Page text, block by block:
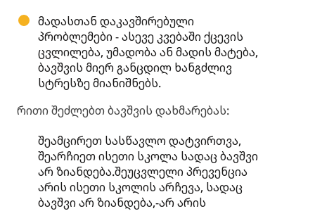
მადასთან დაკავშირებული
პრობლემები - ასევე კვებაში ქცევის
ცვლილება, უმადობა ან მადის მატება,
ბავშვის მიერ განცდილ ხანგძლივ
სტრესზე მიანიშნებს.
რითი შეძლებთ ბავშვის დახმარებას:
შეამცირეთ სასწავლო დატვირთვა,
შეარჩიეთ ისეთი სკოლა სადაც ბავშვი
არ ზიანდება.შეუცვლელი პრევენცია
არის ისეთი სკოლის არჩევა, სადაც
ბავშვი არ ზიანდება,-არ არის